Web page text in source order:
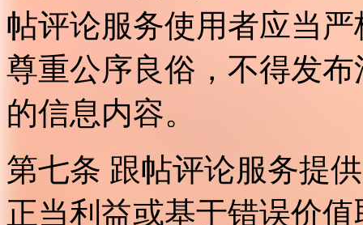
帖评论服务使用者应当
尊重公序良俗，不得发
的信息内容。
第七条 跟帖评论服务提
正当利益或基于错误价